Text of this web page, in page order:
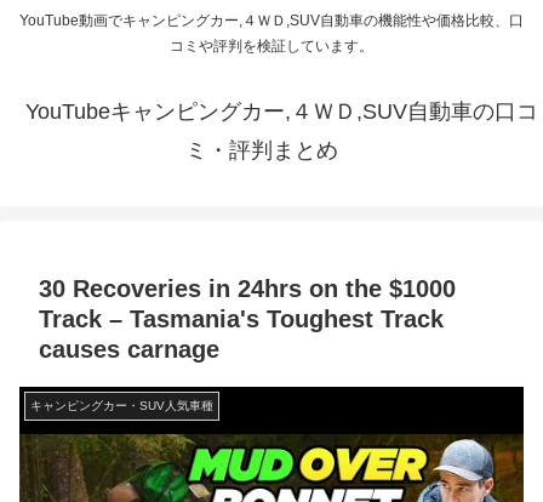
YouTube動画でキャンピングカー,４ＷＤ,SUV自動車の機能性や価格比較、口
コミや評判を検証しています。
YouTubeキャンピングカー,４ＷＤ,SUV自動車の口コ
ミ・評判まとめ
30 Recoveries in 24hrs on the $1000
Track – Tasmania's Toughest Track
causes carnage
キャンピングカー・SUV人気車種